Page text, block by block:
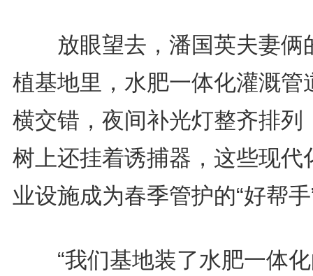
放眼望去，潘国英夫妻俩
植基地里，水肥一体化灌溉管
横交错，夜间补光灯整齐排列
树上还挂着诱捕器，这些现代
业设施成为春季管护的“好帮手
“我们基地装了水肥一体化